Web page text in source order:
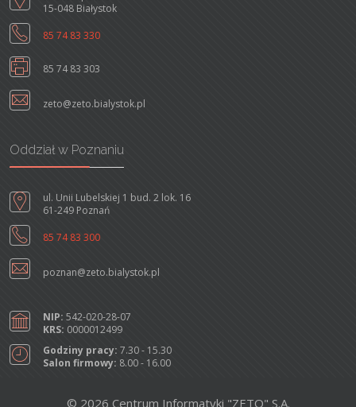
15-048 Białystok
85 74 83 330
85 74 83 303
zeto@zeto.bialystok.pl
Oddział w Poznaniu
ul. Unii Lubelskiej 1 bud. 2 lok. 16
61-249 Poznań
85 74 83 300
poznan@zeto.bialystok.pl
NIP: 542-020-28-07
KRS: 0000012499
Godziny pracy: 7.30 - 15.30
Salon firmowy: 8.00 - 16.00
© 2026 Centrum Informatyki "ZETO" S.A.